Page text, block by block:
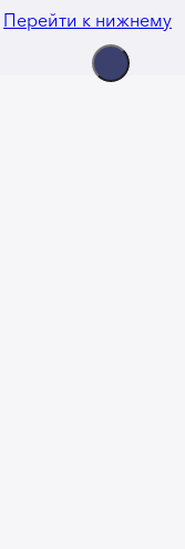
Перейти к нижнему